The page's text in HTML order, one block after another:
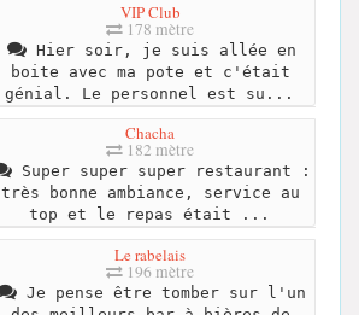
VIP Club
178 mètre
Hier soir, je suis allée en
boite avec ma pote et c'était
génial. Le personnel est su...
Chacha
182 mètre
Super super super restaurant :
très bonne ambiance, service au
top et le repas était ...
Le rabelais
196 mètre
Je pense être tomber sur l'un